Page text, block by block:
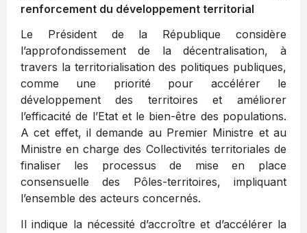
renforcement du développement territorial
Le Président de la République considère
l’approfondissement de la décentralisation, à
travers la territorialisation des politiques publiques,
comme une priorité pour accélérer le
développement des territoires et améliorer
l’efficacité de l’Etat et le bien-être des populations.
A cet effet, il demande au Premier Ministre et au
Ministre en charge des Collectivités territoriales de
finaliser les processus de mise en place
consensuelle des Pôles-territoires, impliquant
l’ensemble des acteurs concernés.
Il indique la nécessité d’accroître et d’accélérer la